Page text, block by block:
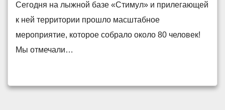
немного запоздал, и первый
день рождения нашей лыжной
базы!
Сегодня на лыжной базе «Стимул» и прилегающей
к ней территории прошло масштабное
мероприятие, которое собрало около 80 человек!
Мы отмечали…